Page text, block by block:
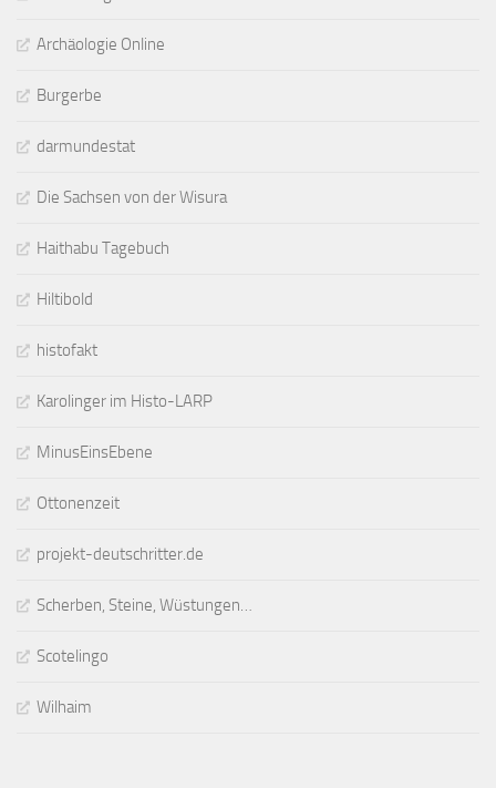
Archäologie Online
Burgerbe
darmundestat
Die Sachsen von der Wisura
Haithabu Tagebuch
Hiltibold
histofakt
Karolinger im Histo-LARP
MinusEinsEbene
Ottonenzeit
projekt-deutschritter.de
Scherben, Steine, Wüstungen…
Scotelingo
Wilhaim